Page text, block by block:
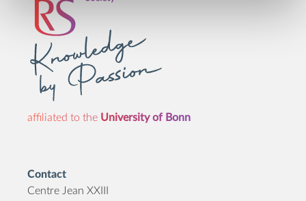
Contact
Centre Jean XXIII
affiliated to the University of Bonn